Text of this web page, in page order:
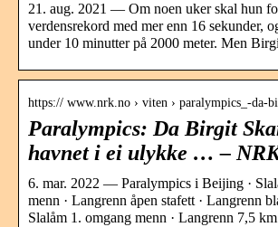
21. aug. 2021 — Om noen uker skal hun
verdensrekord med mer enn 16 sekunder,
under 10 minutter på 2000 meter. Men
https:// www.nrk.no › viten › paralympics_-da-
Paralympics: Da Birgit
havnet i ei ulykke … –
6. mar. 2022 — Paralympics i Beijing ·
menn · Langrenn åpen stafett · Langrenn
Slalåm 1. omgang menn · Langrenn 7,5